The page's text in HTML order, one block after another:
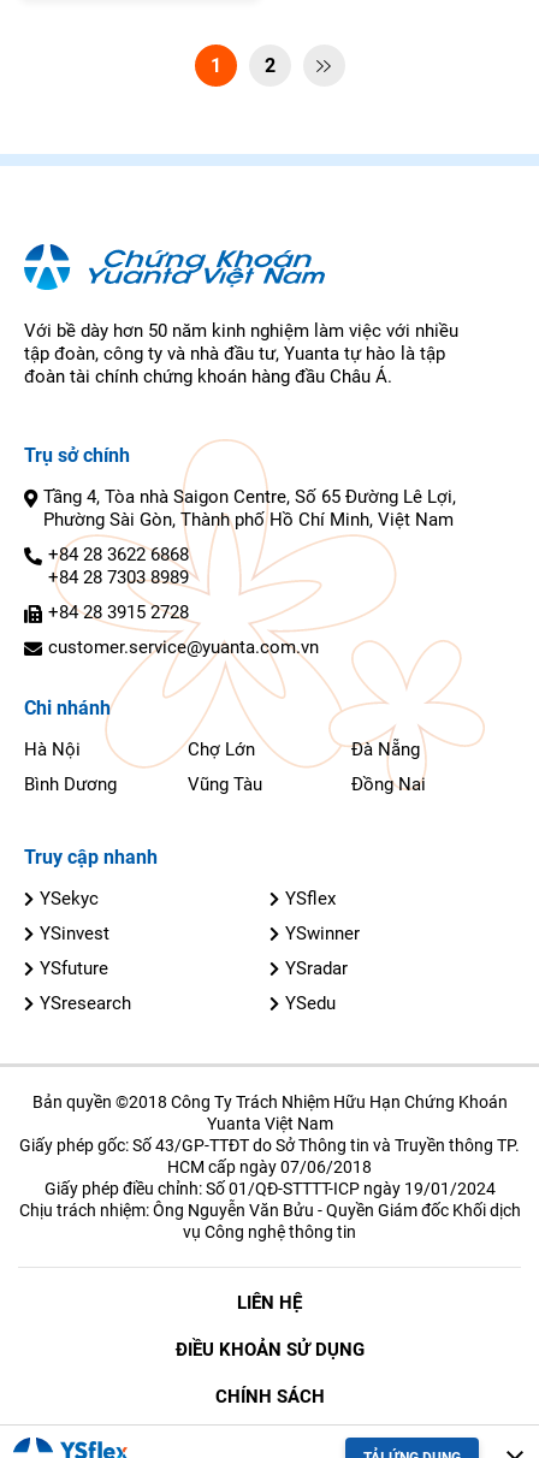
1 2 
Với bề dày hơn 50 năm kinh nghiệm làm việc với nhiều
tập đoàn, công ty và nhà đầu tư, Yuanta tự hào là tập
đoàn tài chính chứng khoán hàng đầu Châu Á.
Trụ sở chính
Tầng 4, Tòa nhà Saigon Centre, Số 65 Đường Lê Lợi,
Phường Sài Gòn, Thành phố Hồ Chí Minh, Việt Nam
+84 28 3622 6868
+84 28 7303 8989
+84 28 3915 2728
customer.service@yuanta.com.vn
Chi nhánh
Hà Nội Chợ Lớn
Đà Nẵng
Bình Dương
Vũng Tàu Đồng Nai
Truy cập nhanh
YSekyc
YSflex
YSinvest
YSwinner
YSfuture
YSradar
YSresearch
YSedu
Bản quyền ©2018 Công Ty Trách Nhiệm Hữu Hạn Chứng Khoán
Yuanta Việt Nam
Giấy phép gốc: Số 43/GP-TTĐT do Sở Thông tin và Truyền thông TP.
HCM cấp ngày 07/06/2018
Giấy phép điều chỉnh: Số 01/QĐ-STTTT-ICP ngày 19/01/2024
Chịu trách nhiệm: Ông Nguyễn Văn Bửu - Quyền Giám đốc Khối dịch
vụ Công nghệ thông tin
LIÊN HỆ
ĐIỀU KHOẢN SỬ DỤNG
CHÍNH SÁCH